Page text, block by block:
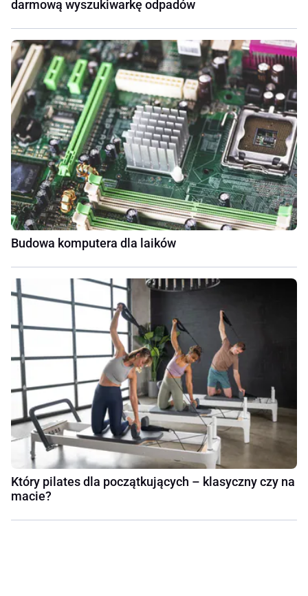
darmową wyszukiwarkę odpadów
Budowa komputera dla laików
Który pilates dla początkujących – klasyczny czy na
macie?